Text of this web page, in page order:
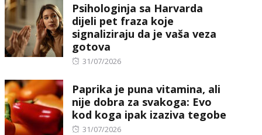
Psihologinja sa Harvarda
dijeli pet fraza koje
signaliziraju da je vaša veza
gotova
Posted
31/07/2026
Paprika je puna vitamina, ali
nije dobra za svakoga: Evo
kod koga ipak izaziva tegobe
Posted
31/07/2026